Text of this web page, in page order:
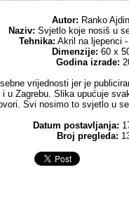
Autor: Ranko
Naziv: Svjetlo koje nosiš u
Tehnika: Akril na ljepenci
Dimenzije: 60 x
Godina izrade:
vrijednosti jer je
i u Zagrebu. Slika upućuje
Svi nosimo to svjetlo u
Datum postavljanja:
Broj pregleda: